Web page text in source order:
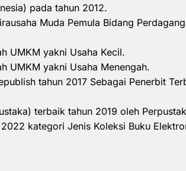
pada tahun 2012.
Muda Pemula Bidang
UMKM yakni Usaha Kecil.
UMKM yakni Usaha Menengah.
tahun 2017 Sebagai Penerbit
terbaik tahun 2019 oleh
kategori Jenis Koleksi Buku